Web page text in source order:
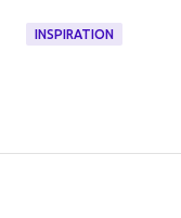
INSPIRATION